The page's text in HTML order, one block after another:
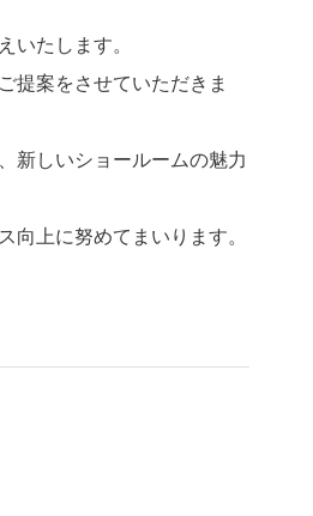
いたします。
提案をさせていただきま
新しいショールームの魅力
向上に努めてまいります。